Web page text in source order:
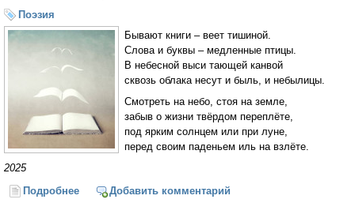
Поэзия
Бывают книги – веет тишиной.
Слова и буквы – медленные птицы.
В небесной выси тающей канвой
сквозь облака несут и быль, и небылицы.
Смотреть на небо, стоя на земле,
забыв о жизни твёрдом переплёте,
под ярким солнцем или при луне,
перед своим паденьем иль на взлёте.
2025
Подробнее о Бывают книги – веет тишиной
Добавить комментарий